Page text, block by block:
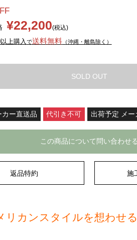
¥22,200(税込)
上購入で送料無料（沖縄・離島除く）
SOLD OUT
カー直送品 代引き不可 出荷予定 メ
この商品について問い合わせる
返品特約 施
リカンスタイルを想わせる